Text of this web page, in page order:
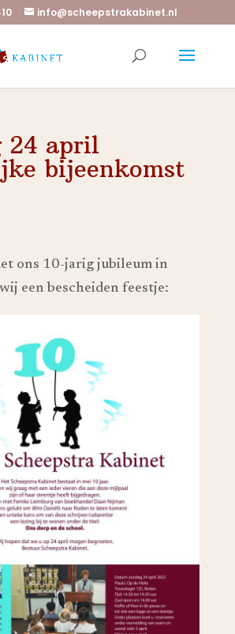
info@scheepstrakabinet.nl
24 april
bijeenkomst
ons 10-jarig jubileum in
een bescheiden feestje: